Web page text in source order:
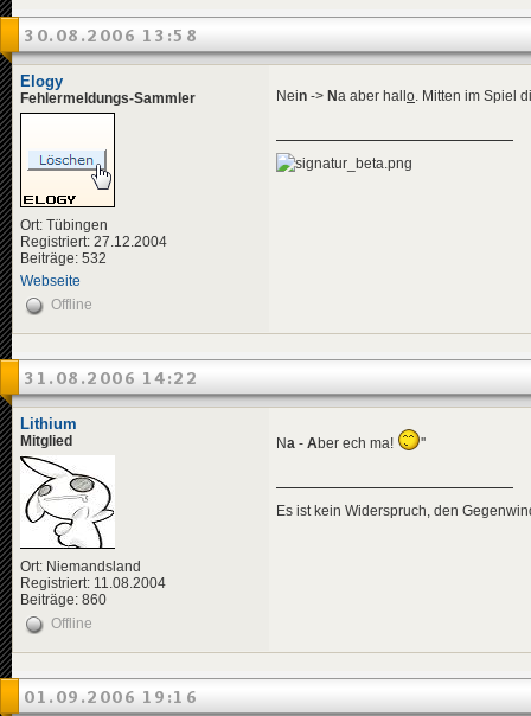
30.08.2006 13:58
Elogy
Fehlermeldungs-Sammler
Ort: Tübingen
Registriert: 27.12.2004
Beiträge: 532
Webseite
Nein -> Na aber hallo . Mitten im Spiel
Offline
31.08.2006 14:22
Lithium
Mitglied
Ort: Niemandsland
Registriert: 11.08.2004
Beiträge: 860
Na - Aber ech ma! ''
Es ist kein Widerspruch, den
Offline
01.09.2006 19:16